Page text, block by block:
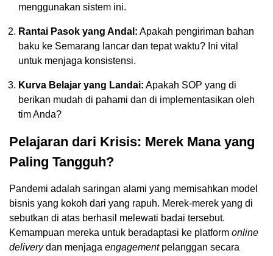
menggunakan sistem ini.
Rantai Pasok yang Andal: Apakah pengiriman bahan
baku ke Semarang lancar dan tepat waktu? Ini vital
untuk menjaga konsistensi.
Kurva Belajar yang Landai: Apakah SOP yang di
berikan mudah di pahami dan di implementasikan oleh
tim Anda?
Pelajaran dari Krisis: Merek Mana yang
Paling Tangguh?
Pandemi adalah saringan alami yang memisahkan model
bisnis yang kokoh dari yang rapuh. Merek-merek yang di
sebutkan di atas berhasil melewati badai tersebut.
Kemampuan mereka untuk beradaptasi ke platform online
deliverydan menjaga engagementpelanggan secara